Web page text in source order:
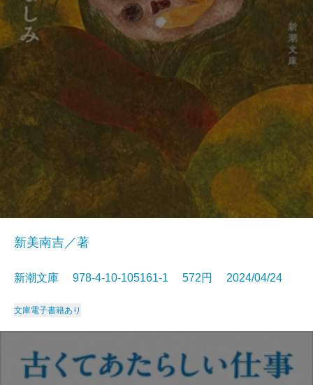
新美南吉／著
新潮文庫 978-4-10-105161-1 572円 2024/04/24
文庫電子書籍あり